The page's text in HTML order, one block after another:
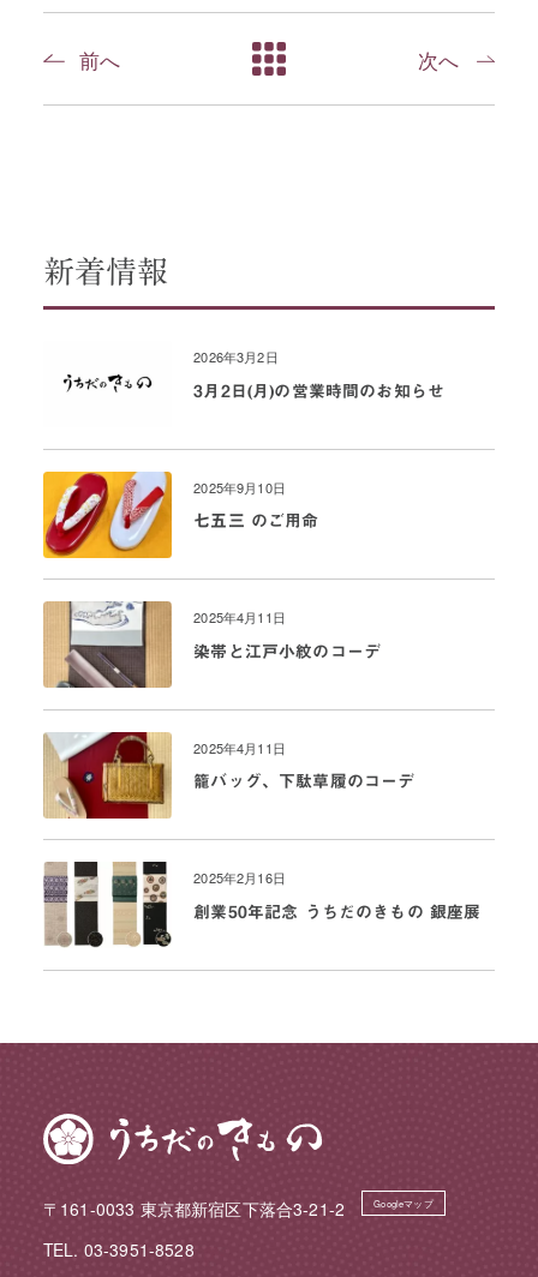
前へ 次へ
新着情報
2026年3月2日
3月2日(月)の営業時間のお知らせ
2025年9月10日
七五三 のご用命
2025年4月11日
染帯と江戸小紋のコーデ
2025年4月11日
籠バッグ、下駄草履のコーデ
2025年2月16日
創業50年記念 うちだのきもの 銀座展
〒161-0033 東京都新宿区下落合3-21-2 Googleマップ
TEL. 03-3951-8528